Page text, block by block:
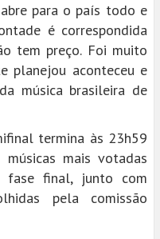
para o país todo e
é correspondida
tem preço. Foi muito
planejou aconteceu e
música brasileira de
termina às 23h59
mais votadas
fase final, junto com
pela comissão